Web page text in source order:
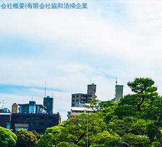
会社概要|有限会社協和清掃企業